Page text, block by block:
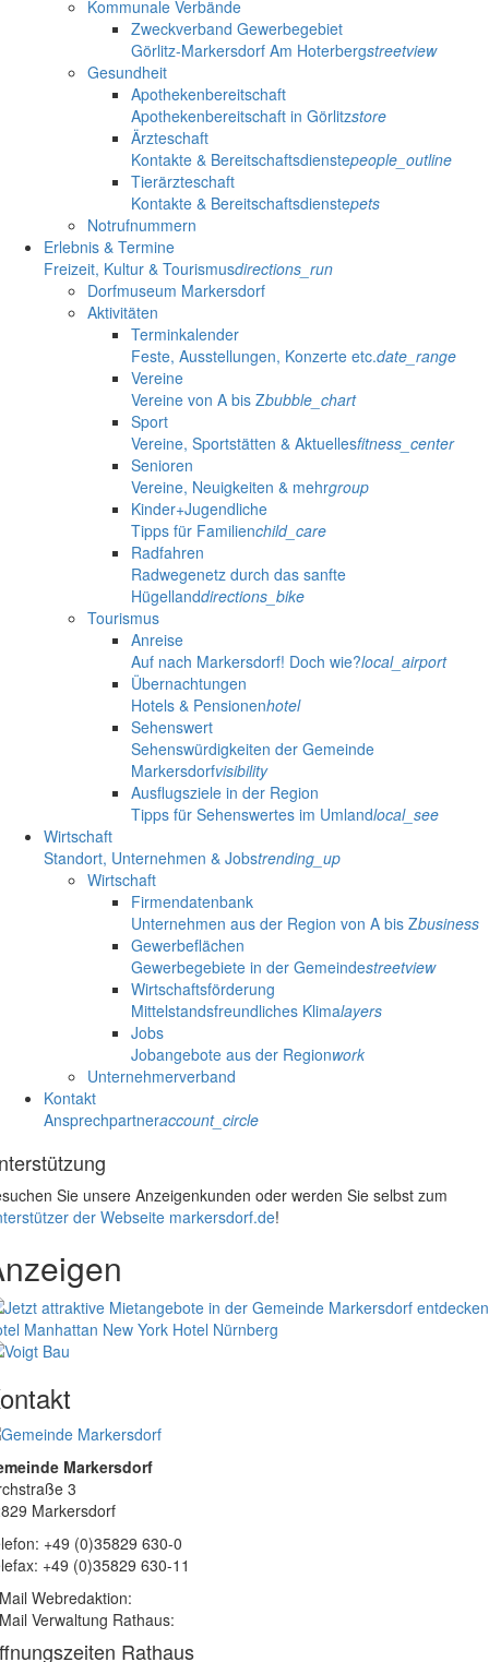
Kommunale Verbände
Zweckverband Gewerbegebiet
Görlitz-Markersdorf Am Hoterbergstreetview
Gesundheit
Apothekenbereitschaft
Apothekenbereitschaft in Görlitzstore
Ärzteschaft
Kontakte & Bereitschaftsdienstepeople_outline
Tierärzteschaft
Kontakte & Bereitschaftsdienstepets
Notrufnummern
Erlebnis & Termine
Freizeit, Kultur & Tourismusdirections_run
Dorfmuseum Markersdorf
Aktivitäten
Terminkalender
Feste, Ausstellungen, Konzerte etc.date_range
Vereine
Vereine von A bis Zbubble_chart
Sport
Vereine, Sportstätten & Aktuellesfitness_center
Senioren
Vereine, Neuigkeiten & mehrgroup
Kinder+Jugendliche
Tipps für Familienchild_care
Radfahren
Radwegenetz durch das sanfte
Hügellanddirections_bike
Tourismus
Anreise
Auf nach Markersdorf! Doch wie?local_airport
Übernachtungen
Hotels & Pensionenhotel
Sehenswert
Sehenswürdigkeiten der Gemeinde
Markersdorfvisibility
Ausflugsziele in der Region
Tipps für Sehenswertes im Umlandlocal_see
Wirtschaft
Standort, Unternehmen & Jobstrending_up
Wirtschaft
Firmendatenbank
Unternehmen aus der Region von A bis Zbusiness
Gewerbeflächen
Gewerbegebiete in der Gemeindestreetview
Wirtschaftsförderung
Mittelstandsfreundliches Klimalayers
Jobs
Jobangebote aus der Regionwork
Unternehmerverband
Kontakt
Ansprechpartneraccount_circle
Sie unsere Anzeigenkunden oder werden Sie selbst zum
der Webseite markersdorf.de!
Manhattan New York Hotel Nürnberg
Markersdorf
3
Markersdorf
+49 (0)35829 630-0
+49 (0)35829 630-11
Webredaktion:
Verwaltung Rathaus:
Rathaus